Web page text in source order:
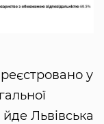
у
йде Львівська